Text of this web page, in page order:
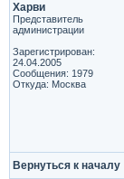
Харви
Представитель
администрации
Зарегистрирован:
24.04.2005
Сообщения: 1979
Откуда: Москва
Вернуться к началу